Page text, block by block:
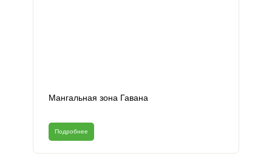
Мангальная зона Гавана
Подробнее